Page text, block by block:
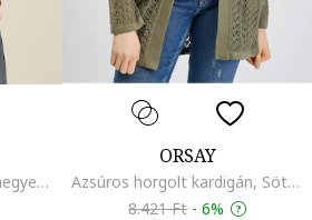
Nyitott kardigán háromnegyedes ujjakkal, Tengerészkék
ORSAY
Azsúros horgolt kardigán, Sötétzöld
8.421 Ft - 6%